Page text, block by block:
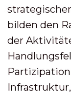
bilden den
der